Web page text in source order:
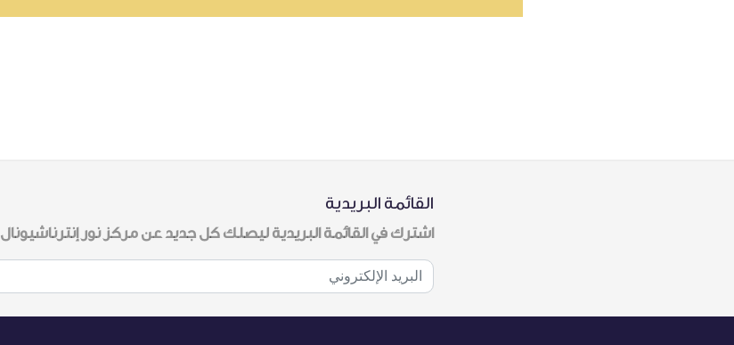
القائمة البريدية
اشترك في القائمة البريدية ليصلك كل جديد عن مركز نور إنترناشيونال